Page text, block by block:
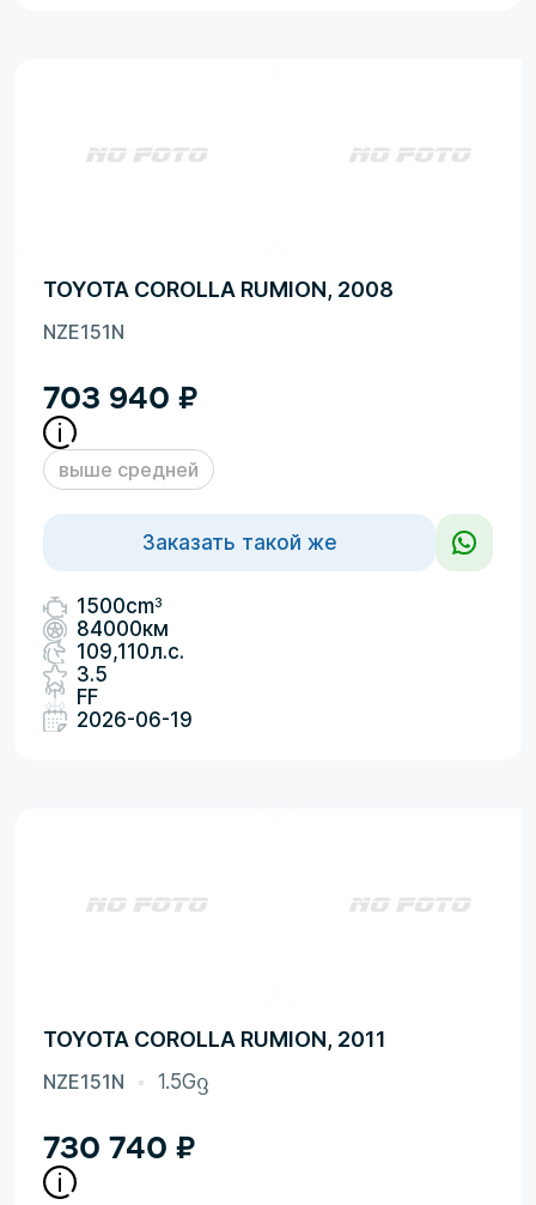
TOYOTA COROLLA RUMION, 2008
NZE151N
703 940 ₽
выше средней
Заказать такой же
1500cm3
84000км
109,110л.с.
3.5
FF
2026-06-19
TOYOTA COROLLA RUMION, 2011
NZE151N 1.5Gᦋ
730 740 ₽